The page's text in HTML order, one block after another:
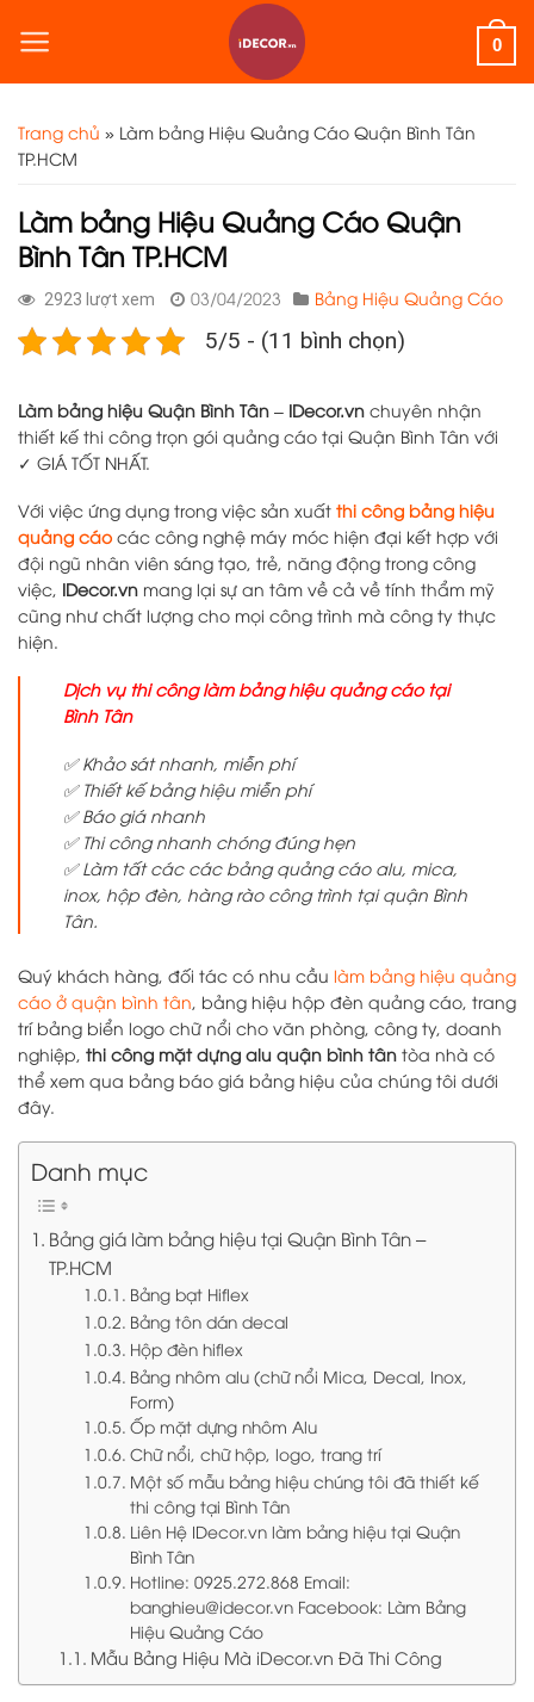
0
Trang chủ » Làm bảng Hiệu Quảng Cáo Quận Bình Tân
TP.HCM
Làm bảng Hiệu Quảng Cáo Quận
Bình Tân TP.HCM
2923 lượt xem 03/04/2023 Bảng Hiệu Quảng Cáo
5/5 - (11 bình chọn)
Làm bảng hiệu Quận Bình Tân – IDecor.vn chuyên nhận
thiết kế thi công trọn gói quảng cáo tại Quận Bình Tân với
✓ GIÁ TỐT NHẤT.
Với việc ứng dụng trong việc sản xuất thi công bảng hiệu
quảng cáo các công nghệ máy móc hiện đại kết hợp với
đội ngũ nhân viên sáng tạo, trẻ, năng động trong công
việc, IDecor.vn mang lại sự an tâm về cả về tính thẩm mỹ
cũng như chất lượng cho mọi công trình mà công ty thực
hiện.
Dịch vụ thi công làm bảng hiệu quảng cáo tại
Bình Tân
✅ Khảo sát nhanh, miễn phí
✅ Thiết kế bảng hiệu miễn phí
✅ Báo giá nhanh
✅ Thi công nhanh chóng đúng hẹn
✅ Làm tất các các bảng quảng cáo alu, mica,
inox, hộp đèn, hàng rào công trình tại quận Bình
Tân.
Quý khách hàng, đối tác có nhu cầu làm bảng hiệu quảng
cáo ở quận bình tân, bảng hiệu hộp đèn quảng cáo, trang
trí bảng biển logo chữ nổi cho văn phòng, công ty, doanh
nghiệp, thi công mặt dựng alu quận bình tân tòa nhà có
thể xem qua bảng báo giá bảng hiệu của chúng tôi dưới
đây.
Danh mục
Bảng giá làm bảng hiệu tại Quận Bình Tân –
TP.HCM
Bảng bạt Hiflex
Bảng tôn dán decal
Hộp đèn hiflex
Bảng nhôm alu (chữ nổi Mica, Decal, Inox,
Form)
Ốp mặt dựng nhôm Alu
Chữ nổi, chữ hộp, logo, trang trí
Một số mẫu bảng hiệu chúng tôi đã thiết kế
thi công tại Bình Tân
Liên Hệ IDecor.vn làm bảng hiệu tại Quận
Bình Tân
Hotline: 0925.272.868 Email:
banghieu@idecor.vn Facebook: Làm Bảng
Hiệu Quảng Cáo
Mẫu Bảng Hiệu Mà iDecor.vn Đã Thi Công